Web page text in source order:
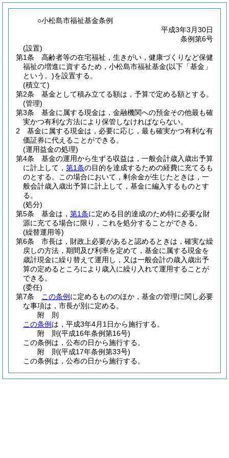
○小松島市福祉基金条例
平成3年3月30日
条例第6号
(設置)
第1条
高齢者等の在宅福祉，生きがい，健康づくりなど保健
福祉の増進に資するため，小松島市福祉基金(以下「基金」
という。)を設置する。
(積立て)
第2条
基金として積み立てる額は，予算で定める額とする。
(管理)
第3条
基金に属する現金は，金融機関への預金その他最も確
実かつ有利な方法により保管しなければならない。
2
基金に属する現金は，必要に応じ，最も確実かつ有利な有
価証券に代えることができる。
(運用益金の処理)
第4条
基金の運用から生ずる収益は，一般会計歳入歳出予算
に計上して， 第1条の目的を達成するための経費に充てるも
のとする。
この場合において，剰余金が生じたときは，一
般会計歳入歳出予算に計上して，基金に編入するものとす
る。
(処分)
第5条
基金は， 第1条に定める目的達成のため特に必要な財
源に充てる場合に限り，これを処分することができる。
(繰替運用等)
第6条
市長は，財政上必要があると認めるときは，確実な繰
戻しの方法，期間及び利率を定めて，基金に属する現金を
歳計現金に繰り替えて運用し，又は一般会計の歳入歳出予
算の定めるところにより歳入に繰り入れて運用することが
できる。
(委任)
第7条
この条例 に定めるもののほか，基金の管理に関し必要
な事項は，市長が別に定める。
附 則
この条例 は，平成3年4月1日から施行する。
附 則(平成16年条例第16号)
この条例は，公布の日から施行する。
附 則(平成17年条例第33号)
この条例は，公布の日から施行する。